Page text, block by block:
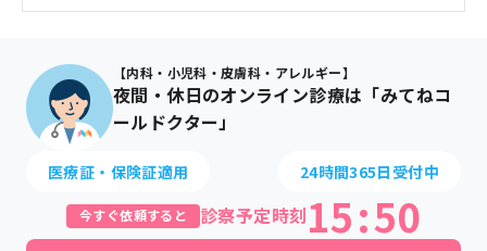
【内科・小児科・皮膚科・アレルギー】
夜間・休日のオンライン診療は「みてねコ
ールドクター」
医療証・保険証適用 24時間365日受付中
今すぐ依頼すると 診察予定時刻15:50